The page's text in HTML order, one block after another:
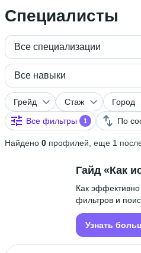
Специалисты
Все специализации
Все навыки
Грейд Стаж Город
Все фильтры
1 По
Найдено 0 профилей, еще 1
Гайд «Как
Как эффективно
фильтров и
Узнать